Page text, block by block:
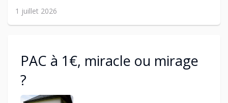
usagers (
1 juillet 2026
PAC à 1€, miracle ou mirage
?